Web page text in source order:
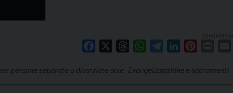
condividi su
Facebook ThreadsWhatsAppTelegramLinkedIn
Evangelizzazione e sacramenti
persone separate o divorziate sole